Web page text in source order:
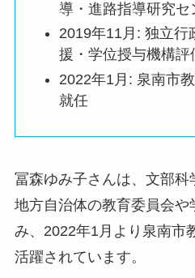
導・進路指導研究セ
2019年11月 : 独立行
援・学位授与機構評
2022年1月 : 泉南市
就任
冨森ゆみ子さんは、文部科
地方自治体の教育委員会
み、2022年1月より泉南市
活躍されています。